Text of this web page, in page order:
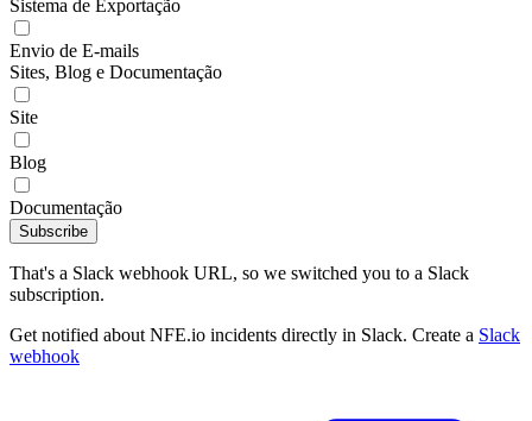
Sistema de Exportação
Envio de E-mails
Sites, Blog e Documentação
Site
Blog
Documentação
Subscribe
That's a Slack webhook URL, so we switched you to a Slack
subscription.
Get notified about NFE.io incidents directly in Slack. Create a Slack
webhook